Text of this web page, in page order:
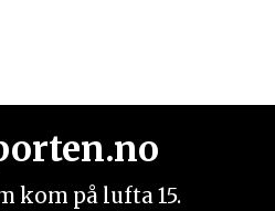
kom på lufta 15.